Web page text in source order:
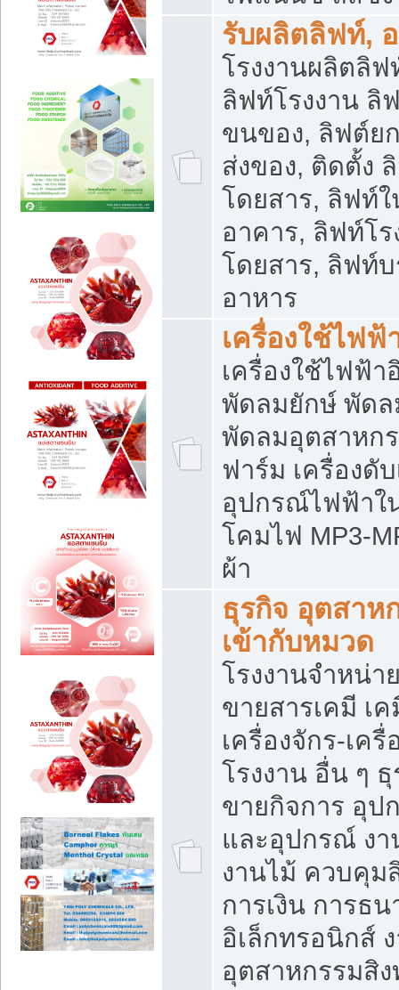
รับผลิตลิฟท์,
โรงงานผลิตลิ
ลิฟท์โรงงาน ลิ
ขนของ, ลิฟต์ย
ส่งของ, ติดตั้ง
โดยสาร, ลิฟท์
อาคาร, ลิฟท์โ
โดยสาร, ลิฟท์
อาหาร
เครื่องใช้ไฟฟ้
เครื่องใช้ไฟฟ้า
พัดลมยักษ์ พัด
พัดลมอุตสาหก
ฟาร์ม เครื่องดั
อุปกรณ์ไฟฟ้าใ
โคมไฟ MP3-
ผ้า
ธุรกิจ อุตสาห
เข้ากับหมวด
โรงงานจำหน่
ขายสารเคมี เ
เครื่องจักร-เค
โรงงาน อื่น ๆ
ขายกิจการ อุป
และอุปกรณ์ ง
งานไม้ ควบคุม
การเงิน การธ
อิเล็กทรอนิกส์
อุตสาหกรรมสิ